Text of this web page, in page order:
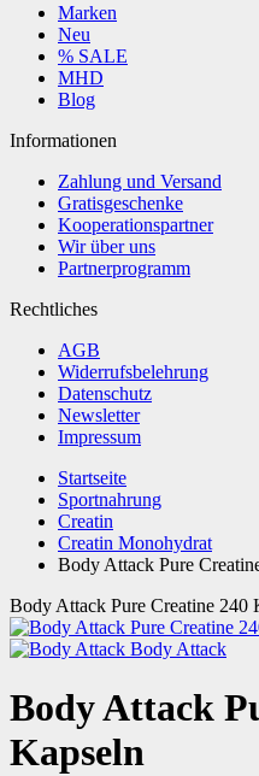
Marken
Neu
% SALE
MHD
Blog
Informationen
Zahlung und Versand
Gratisgeschenke
Kooperationspartner
Wir über uns
Partnerprogramm
Rechtliches
AGB
Widerrufsbelehrung
Datenschutz
Newsletter
Impressum
Startseite
Sportnahrung
Creatin
Creatin Monohydrat
Body Attack Pure
Body Attack Pure Creatine 240
Body Attack
Body Attack
Kapseln